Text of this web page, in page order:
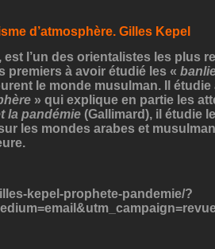
d’atmosphère. Gilles Kepel
est l’un des orientalistes les plus
premiers à avoir étudié les «
le monde musulman. Il étudie
» qui explique en partie les
la pandémie (Gallimard), il étudie
les mondes arabes et
kepel-prophete-pandemie/?